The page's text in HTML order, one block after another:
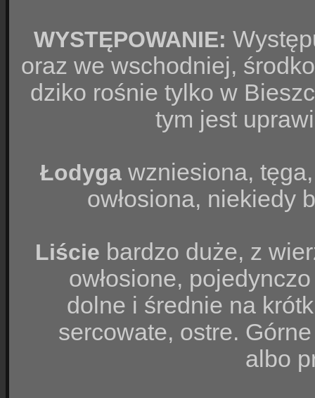
WYSTĘPOWANIE:
oraz we wschodniej,
dziko rośnie tylko w
tym jest
Łodyga wzniesiona,
owłosiona, niekiedy
Liście bardzo duże, z
owłosione,
dolne i średnie na
sercowate, ostre.
albo